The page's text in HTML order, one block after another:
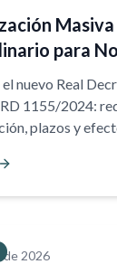
para
nuevo Real
1155/2024:
plazos y
asilo.
de 2026